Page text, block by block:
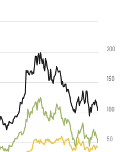
50
100
150
200